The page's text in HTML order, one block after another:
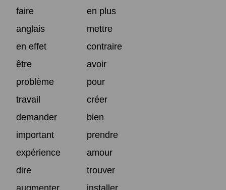
faire
en plus
anglais
mettre
en effet
contraire
être
avoir
problème
pour
travail
créer
demander
bien
important
prendre
expérience
amour
dire
trouver